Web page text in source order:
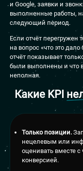
и Google, заявки и
выполненные работы,
следующий период.
Если отчёт перегружен
на вопрос «что это
отчёт показывает
были выполнены и что
неполная.
Какие KPI
Только позиции.
нецелевым или
оценивать вместе
конверсией.